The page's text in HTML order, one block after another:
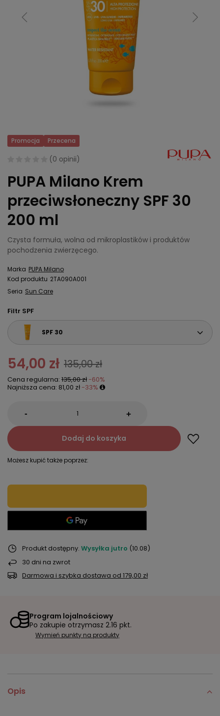
Promocja Przecena
(0 opinii)
PUPA Milano Krem
przeciwsłoneczny SPF 30
200 ml
Czysta formuła, wolna od mikroplastików i produktów
pochodzenia zwierzęcego.
Marka PUPA Milano
Kod produktu 2TA090A001
Seria Sun Care
Filtr SPF
SPF 30
54,00 zł 135,00 zł
Cena regularna: 135,00 zł -60%
Najniższa cena: 81,00 zł -33%
- +
Dodaj do koszyka
Możesz kupić także poprzez:
Produkt dostępny Wysyłka jutro (10.08)
30 dni na zwrot
Darmowa i szybka dostawa od 179,00 zł
Program lojalnościowy
Po zakupie otrzymasz 2.16 pkt.
Wymień punkty na produkty
Opis